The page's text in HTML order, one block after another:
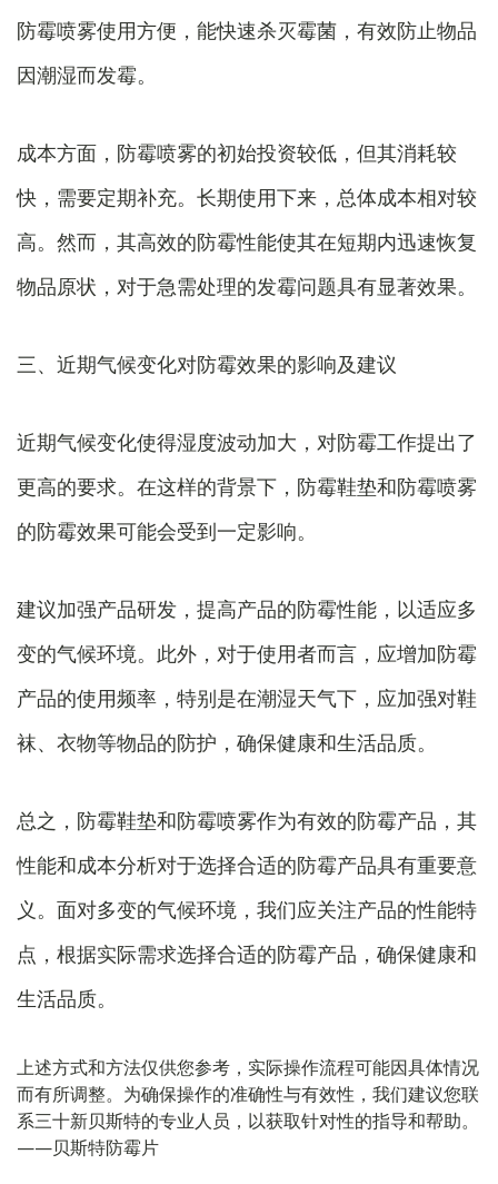
防霉喷雾使用方便，能快速杀灭霉菌，有效防止物品
因潮湿而发霉。
成本方面，防霉喷雾的初始投资较低，但其消耗较
快，需要定期补充。长期使用下来，总体成本相对较
高。然而，其高效的防霉性能使其在短期内迅速恢复
物品原状，对于急需处理的发霉问题具有显著效果。
三、近期气候变化对防霉效果的影响及建议
近期气候变化使得湿度波动加大，对防霉工作提出了
更高的要求。在这样的背景下，防霉鞋垫和防霉喷雾
的防霉效果可能会受到一定影响。
建议加强产品研发，提高产品的防霉性能，以适应多
变的气候环境。此外，对于使用者而言，应增加防霉
产品的使用频率，特别是在潮湿天气下，应加强对鞋
袜、衣物等物品的防护，确保健康和生活品质。
总之，防霉鞋垫和防霉喷雾作为有效的防霉产品，其
性能和成本分析对于选择合适的防霉产品具有重要意
义。面对多变的气候环境，我们应关注产品的性能特
点，根据实际需求选择合适的防霉产品，确保健康和
生活品质。
上述方式和方法仅供您参考，实际操作流程可能因具体情况
而有所调整。为确保操作的准确性与有效性，我们建议您联
系三十新贝斯特的专业人员，以获取针对性的指导和帮助。
——贝斯特防霉片